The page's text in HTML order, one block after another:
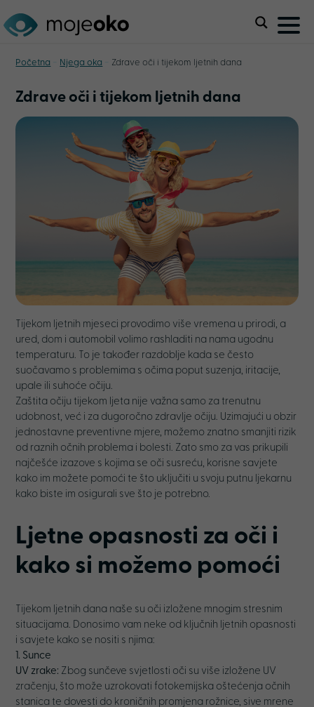
Početna Njega oka Zdrave oči i tijekom ljetnih dana
Zdrave oči i tijekom ljetnih dana
Tijekom ljetnih mjeseci provodimo više vremena u prirodi, a
ured, dom i automobil volimo rashladiti na nama ugodnu
temperaturu. To je također razdoblje kada se često
suočavamo s problemima s očima poput suzenja, iritacije,
upale ili suhoće očiju.
Zaštita očiju tijekom ljeta nije važna samo za trenutnu
udobnost, već i za dugoročno zdravlje očiju. Uzimajući u obzir
jednostavne preventivne mjere, možemo znatno smanjiti rizik
od raznih očnih problema i bolesti. Zato smo za vas prikupili
najčešće izazove s kojima se oči susreću, korisne savjete
kako im možete pomoći te što uključiti u svoju putnu ljekarnu
kako biste im osigurali sve što je potrebno.
Ljetne opasnosti za oči i
kako si možemo pomoći
Tijekom ljetnih dana naše su oči izložene mnogim stresnim
situacijama. Donosimo vam neke od ključnih ljetnih opasnosti
i savjete kako se nositi s njima:
1. Sunce
UV zrake: Zbog sunčeve svjetlosti oči su više izložene UV
zračenju, što može uzrokovati fotokemijska oštećenja očnih
stanica te dovesti do kroničnih promjena rožnice, sive mrene